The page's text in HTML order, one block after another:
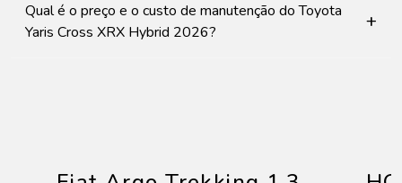
Qual é o preço e o custo de manutenção do Toyota
Yaris Cross XRX Hybrid 2026?
+